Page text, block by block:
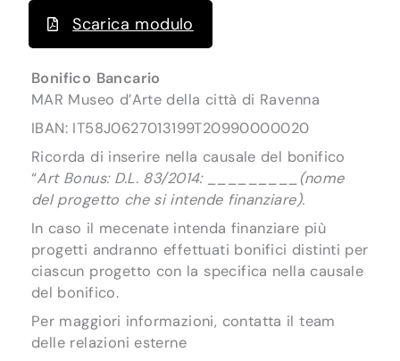
Scarica modulo
Bonifico Bancario
MAR Museo d’Arte della città di Ravenna
IBAN: IT58J0627013199T20990000020
Ricorda di inserire nella causale del bonifico
“Art Bonus: D.L. 83/2014: _________(nome
del progetto che si intende finanziare).
In caso il mecenate intenda finanziare più
progetti andranno effettuati bonifici distinti per
ciascun progetto con la specifica nella causale
del bonifico.
Per maggiori informazioni, contatta il team
delle relazioni esterne